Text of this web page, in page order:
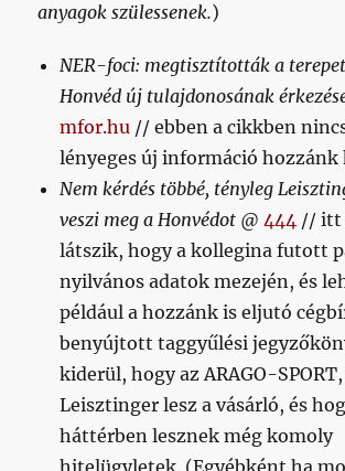
anyagok szülessenek.)
NER-foci: megtisztították a
Honvéd új tulajdonosának
mfor.hu // ebben a cikkben
lényeges új információ hozzánk
Nem kérdés többé, tényleg
veszi meg a Honvédot @444 // itt
látszik, hogy a kollegina futott
nyilvános adatok mezején, és
például a hozzánk is eljutó
benyújtott taggyűlési
kiderül, hogy az ARAGO-
Leisztinger lesz a vásárló, és
háttérben lesznek még komoly